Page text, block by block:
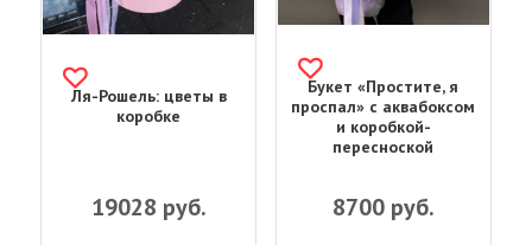
Ля-Рошель: цветы в
коробке
19028 руб.
Букет «‎Простите, я
проспал»‎ с аквабоксом
и коробкой-
пересноской
8700руб.